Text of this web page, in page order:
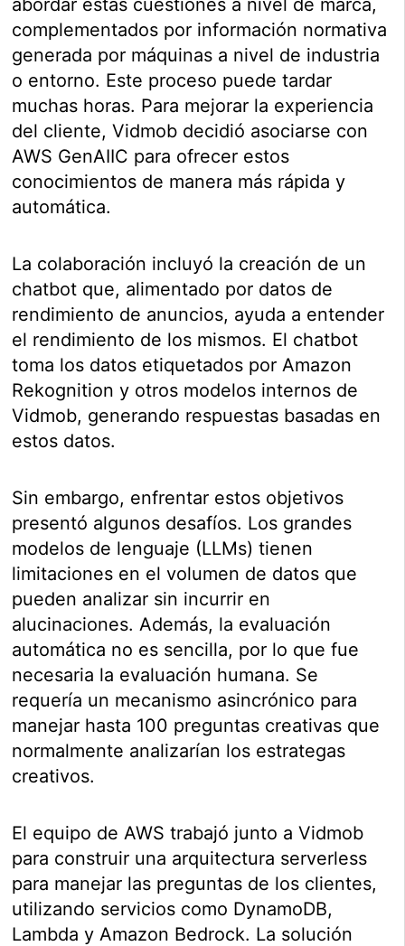
abordar estas cuestiones a nivel de marca,
complementados por información normativa
generada por máquinas a nivel de industria
o entorno. Este proceso puede tardar
muchas horas. Para mejorar la experiencia
del cliente, Vidmob decidió asociarse con
AWS GenAIIC para ofrecer estos
conocimientos de manera más rápida y
automática.
La colaboración incluyó la creación de un
chatbot que, alimentado por datos de
rendimiento de anuncios, ayuda a entender
el rendimiento de los mismos. El chatbot
toma los datos etiquetados por Amazon
Rekognition y otros modelos internos de
Vidmob, generando respuestas basadas en
estos datos.
Sin embargo, enfrentar estos objetivos
presentó algunos desafíos. Los grandes
modelos de lenguaje (LLMs) tienen
limitaciones en el volumen de datos que
pueden analizar sin incurrir en
alucinaciones. Además, la evaluación
automática no es sencilla, por lo que fue
necesaria la evaluación humana. Se
requería un mecanismo asincrónico para
manejar hasta 100 preguntas creativas que
normalmente analizarían los estrategas
creativos.
El equipo de AWS trabajó junto a Vidmob
para construir una arquitectura serverless
para manejar las preguntas de los clientes,
utilizando servicios como DynamoDB,
Lambda y Amazon Bedrock. La solución